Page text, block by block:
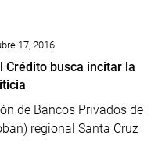
17, 2016
Crédito busca incitar la
de Bancos Privados de
regional Santa Cruz